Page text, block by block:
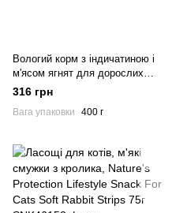
Вологий корм з індичатиною і
м'ясом ягнят для дорослих
кішок з чутливим травленням
Sensitive Digestion
Turkey&Lamb 400г
316 грн
Вага упаковки 400 г